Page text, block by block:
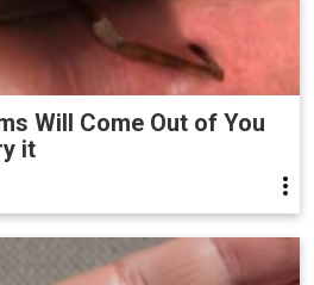
Will Come Out of You
it